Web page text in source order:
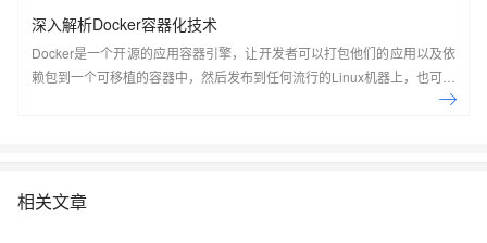
深入解析Docker容器化技术
Docker是一个开源的应用容器引擎，让开发者可以打包他们的应用以及依
赖包到一个可移植的容器中，然后发布到任何流行的Linux机器上，也可以
实现虚拟化，容器是完全使用沙箱机制，相互之间不会有任何接口。
构建敏捷的软件交付管道，以更快的速度、更高的安全性和可靠的信誉为
相关文章